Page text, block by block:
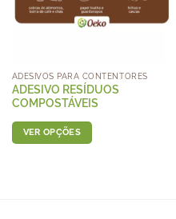
ADESIVOS PARA CONTENTORES
ADESIVO RESÍDUOS
COMPOSTÁVEIS
VER OPÇÕES